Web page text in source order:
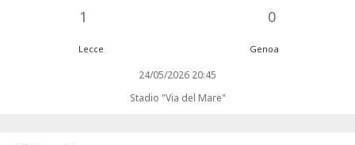
1 0
Lecce Genoa
24/05/2026 20:45
Stadio "Via del Mare"